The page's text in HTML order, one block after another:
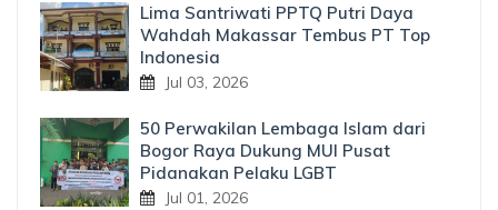
Lima Santriwati PPTQ Putri Daya
Wahdah Makassar Tembus PT Top
Indonesia
Jul 03, 2026
50 Perwakilan Lembaga Islam dari
Bogor Raya Dukung MUI Pusat
Pidanakan Pelaku LGBT
Jul 01, 2026